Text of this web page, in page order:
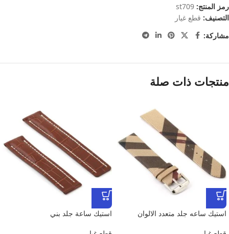
رمز المنتج: st709
التصنيف: قطع غيار
مشاركة:
منتجات ذات صلة
استيك ساعه جلد متعدد الالوان استيك ساعة جلد بني